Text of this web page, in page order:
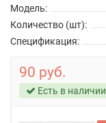
Модель:
Количество (шт):
Спецификация:
90 руб.
Есть в наличии